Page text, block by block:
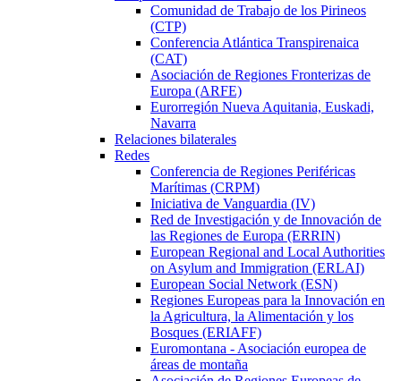
Comunidad de Trabajo de los Pirineos
(CTP)
Conferencia Atlántica Transpirenaica
(CAT)
Asociación de Regiones Fronterizas de
Europa (ARFE)
Eurorregión Nueva Aquitania, Euskadi,
Navarra
Relaciones bilaterales
Redes
Conferencia de Regiones Periféricas
Marítimas (CRPM)
Iniciativa de Vanguardia (IV)
Red de Investigación y de Innovación de
las Regiones de Europa (ERRIN)
European Regional and Local Authorities
on Asylum and Immigration (ERLAI)
European Social Network (ESN)
Regiones Europeas para la Innovación en
la Agricultura, la Alimentación y los
Bosques (ERIAFF)
Euromontana - Asociación europea de
áreas de montaña